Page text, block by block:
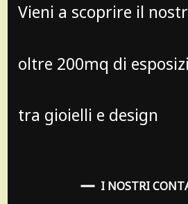
Vieni a scoprire il
oltre 200mq di
tra gioielli e design
I NOSTRI